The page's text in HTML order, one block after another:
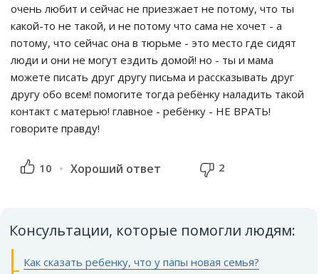
очень любит и сейчас не приезжает не потому, что ты
какой-то не такой, и не потому что сама не хочет - а
потому, что сейчас она в тюрьме - это место где сидят
люди и они не могут ездить домой! но - ты и мама
можете писать друг другу письма и рассказывать друг
другу обо всем! помогите тогда ребёнку наладить такой
контакт с матерью! главное - ребёнку - НЕ ВРАТЬ!
говорите правду!
10 Хороший ответ 2
Консультации, которые помогли людям:
Как сказать ребенку, что у папы новая семья?